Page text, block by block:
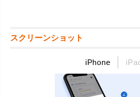
スクリーンショット
iPhone